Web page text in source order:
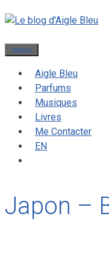
Menu
Aigle Bleu
Parfums
Musiques
Livres
Me Contacter
EN
Japon –